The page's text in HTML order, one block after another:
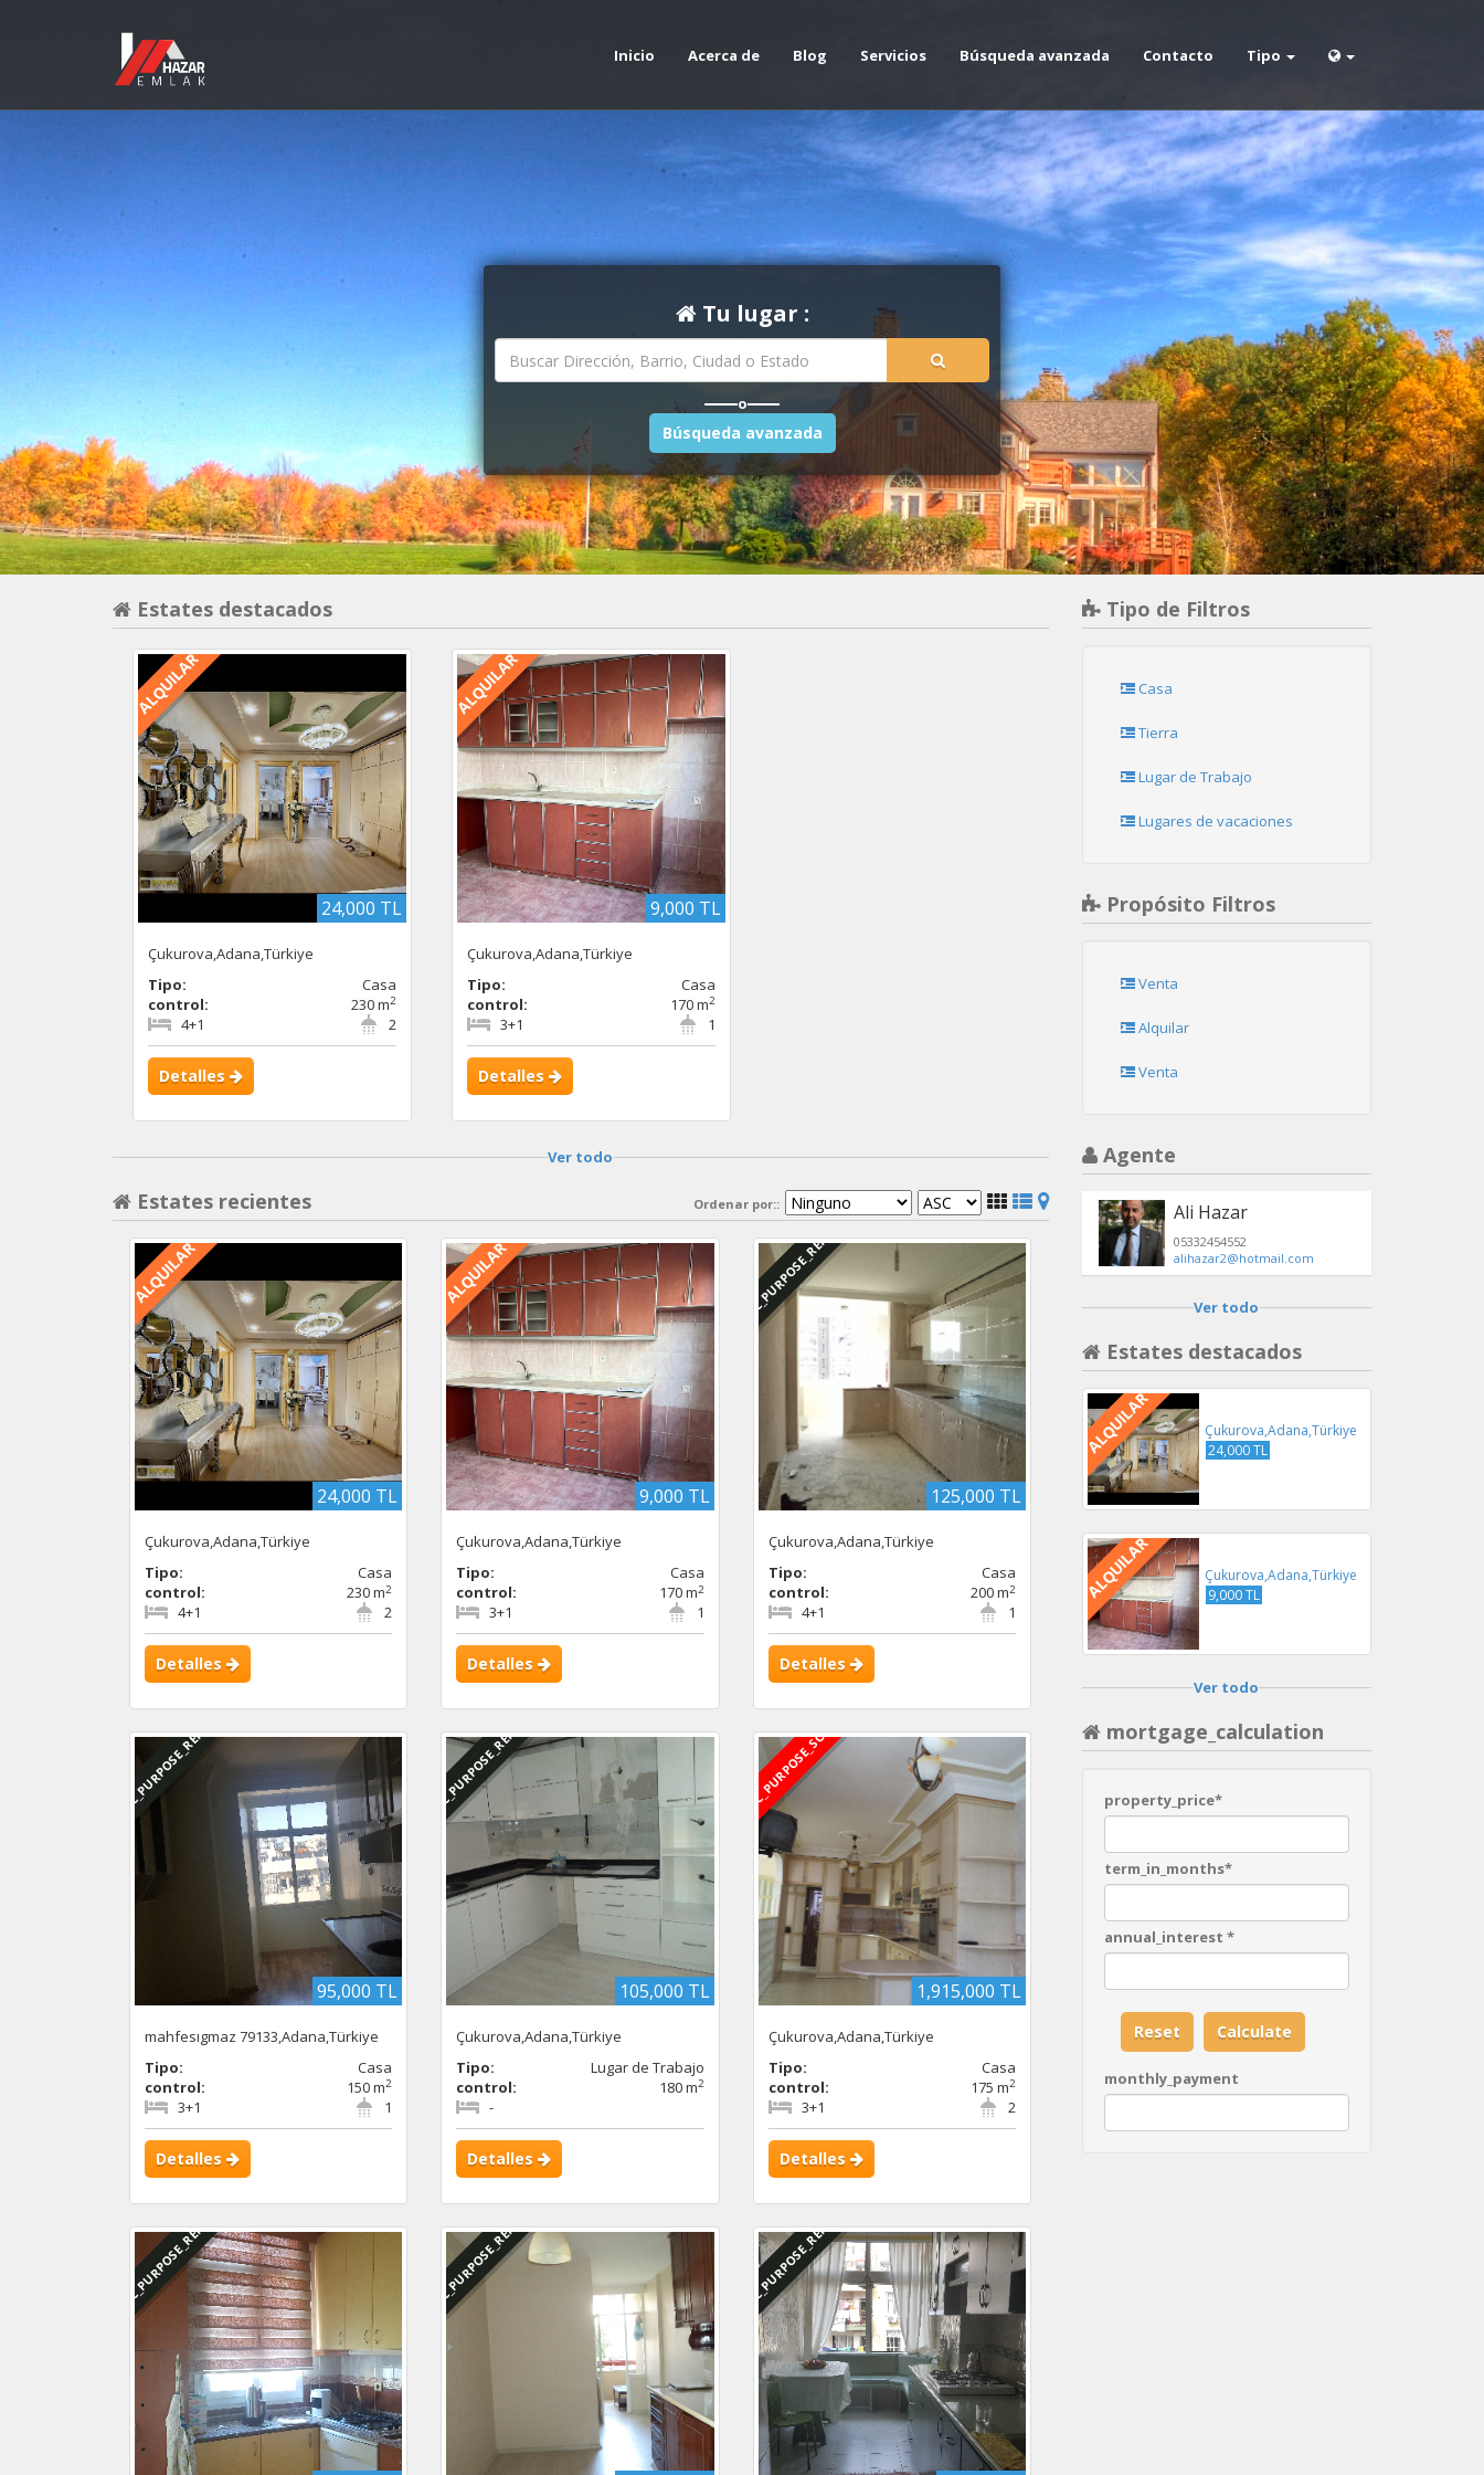
Inicio Acerca de Blog Servicios Búsqueda avanzada Contacto Tipo
Tu lugar :
o
Búsqueda avanzada
Estates destacados
ALQUILAR
24,000 TL
Çukurova,Adana,Türkiye
Tipo:
Casa
control:
230 m2
2
4+1
Detalles
ALQUILAR
9,000 TL
Çukurova,Adana,Türkiye
Tipo:
Casa
control:
170 m2
1
3+1
Detalles
Ver todo
Estates recientes Ordenar por::
ALQUILAR
24,000 TL
Çukurova,Adana,Türkiye
Tipo:
Casa
control:
230 m2
2
4+1
Detalles
ALQUILAR
9,000 TL
Çukurova,Adana,Türkiye
Tipo:
Casa
control:
170 m2
1
3+1
Detalles
DBC_PURPOSE_RENTED
125,000 TL
Çukurova,Adana,Türkiye
Tipo:
Casa
control:
200 m2
1
4+1
Detalles
DBC_PURPOSE_RENTED
95,000 TL
mahfesıgmaz 79133,Adana,Türkiye
Tipo:
Casa
control:
150 m2
1
3+1
Detalles
DBC_PURPOSE_RENTED
105,000 TL
Çukurova,Adana,Türkiye
Tipo:
Lugar de Trabajo
control:
180 m2
-
Detalles
DBC_PURPOSE_SOLD
1,915,000 TL
Çukurova,Adana,Türkiye
Tipo:
Casa
control:
175 m2
2
3+1
Detalles
DBC_PURPOSE_RENTED DBC_PURPOSE_RENTED DBC_PURPOSE_RENTED
Tipo de Filtros
Casa
Tierra
Lugar de Trabajo
Lugares de vacaciones
Propósito Filtros
Venta
Alquilar
Venta
Agente
Ali Hazar
05332454552
alihazar2@hotmail.com
Ver todo
Estates destacados
ALQUILAR
Çukurova,Adana,Türkiye
24,000 TL
ALQUILAR
Çukurova,Adana,Türkiye
9,000 TL
Ver todo
mortgage_calculation
property_price*
term_in_months*
annual_interest *
monthly_payment